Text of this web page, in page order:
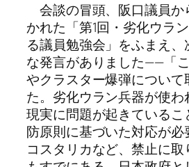
会談の冒頭、阪口議員か
かれた「第1回・劣化ウラ
る議員勉強会」をふまえ
な発言がありました——「
やクラスター爆弾について
た。劣化ウラン兵器が使わ
現実に問題が起きているこ
防原則に基づいた対応が必
コスタリカなど、禁止に